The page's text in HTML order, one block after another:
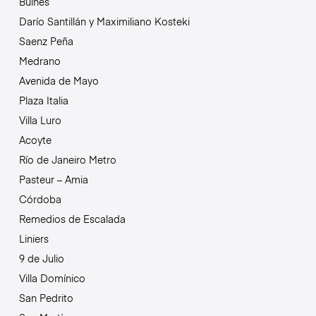
Darío Santillán y Maximiliano Kosteki
Saenz Peña
Medrano
Avenida de Mayo
Plaza Italia
Villa Luro
Acoyte
Río de Janeiro Metro
Pasteur – Amia
Córdoba
Remedios de Escalada
Liniers
9 de Julio
Villa Domínico
San Pedrito